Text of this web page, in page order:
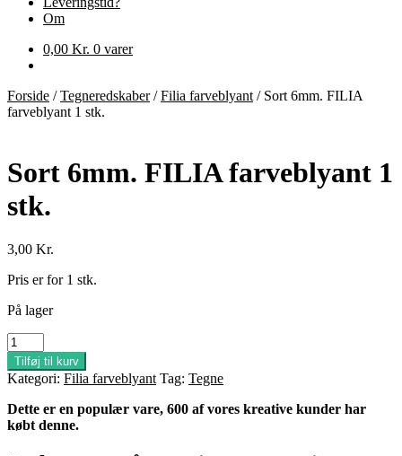
Om
0,00 Kr. 0 varer
Forside /Tegneredskaber/Filia farveblyant / Sort 6mm. FILIA
farveblyant 1 stk.
Sort 6mm. FILIA farveblyant 1
stk.
3,00 Kr.
Pris er for 1 stk.
På lager
Sort
6mm.
FILIA
farveblyant
1
stk.
Tilføj til kurv
Kategori: Filia farveblyant Tag: Tegne
Dette er en populær vare, 600 af vores kreative kunder har
købt denne.